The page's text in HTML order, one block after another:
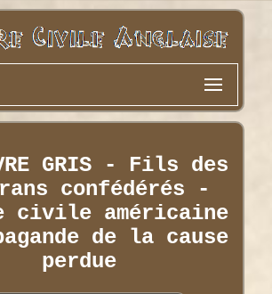
GRIS - Fils des
confédérés -
civile américaine
de la cause
perdue